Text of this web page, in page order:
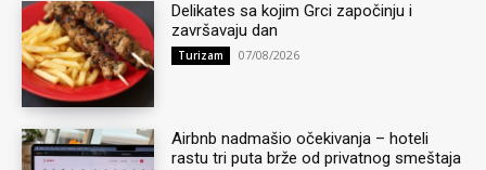
Delikates sa kojim Grci započinju i
završavaju dan
Turizam 07/08/2026
Airbnb nadmašio očekivanja – hoteli
rastu tri puta brže od privatnog smeštaja